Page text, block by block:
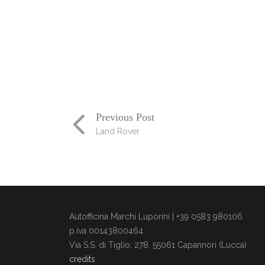
Previous Post
Land Rover
Autofficina Marchi Luporini | +39 0583 980106
p.iva 00143800464
Via S.S. di Tiglio, 278, 55061 Capannori (Lucca)
credits